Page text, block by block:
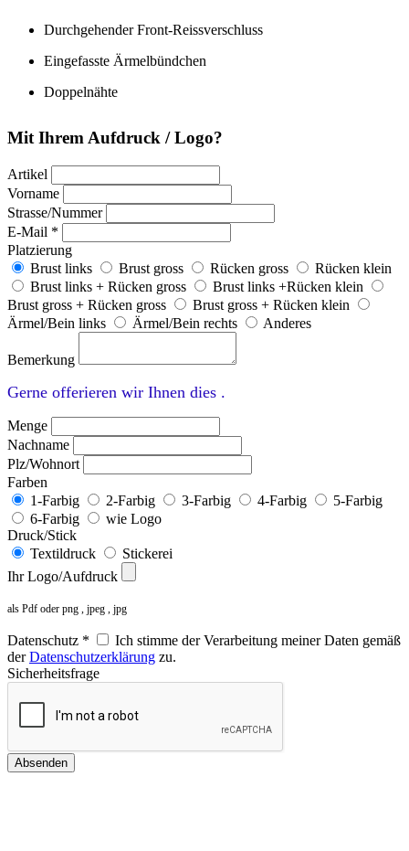
Durchgehender Front-Reissverschluss
Eingefasste Ärmelbündchen
Doppelnähte
Mit Ihrem Aufdruck / Logo?
Artikel
Vorname
Strasse/Nummer
E-Mail *
Platzierung
Brust links
Brust gross Rücken gross
Rücken klein
Brust links + Rücken gross
Brust links +Rücken klein
Brust gross + Rücken gross
Brust gross + Rücken klein
Ärmel/Bein links
Ärmel/Bein rechts Anderes
Bemerkung
Gerne offerieren wir Ihnen dies .
Menge
Nachname
Plz/Wohnort
Farben
1-Farbig
2-Farbig 3-Farbig 4-Farbig
5-Farbig
6-Farbig
wie Logo
Druck/Stick
Textildruck
Stickerei
Ihr Logo/Aufdruck
als Pdf oder png , jpeg , jpg
Datenschutz *
Ich stimme der Verarbeitung meiner Daten gemäß
derDatenschutzerklärung zu.
Sicherheitsfrage